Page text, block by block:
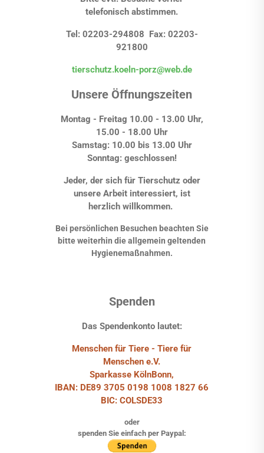
telefonisch abstimmen.
Tel: 02203-294808 Fax: 02203-
921800
tierschutz.koeln-porz@web.de
Unsere Öffnungszeiten
Montag - Freitag 10.00 - 13.00 Uhr,
15.00 - 18.00 Uhr
Samstag: 10.00 bis 13.00 Uhr
Sonntag: geschlossen!
Jeder, der sich für Tierschutz oder
unsere Arbeit interessiert, ist
herzlich willkommen.
Bei persönlichen Besuchen beachten Sie
bitte weiterhin die allgemein geltenden
Hygienemaßnahmen.
Spenden
Das Spendenkonto lautet:
Menschen für Tiere - Tiere für
Menschen e.V.
Sparkasse KölnBonn,
IBAN: DE89 3705 0198 1008 1827 66
BIC: COLSDE33
oder
spenden Sie einfach per Paypal: